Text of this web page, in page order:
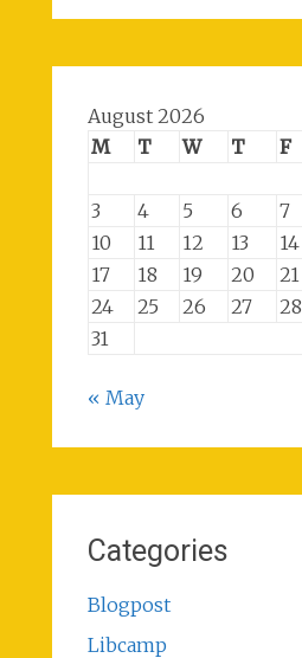
August 2026
M
T W T F
3
4 5 6 7
10
11 12 13 14
17
18 19 20 21
24
25 26 27 28
31
« May
Categories
Blogpost
Libcamp